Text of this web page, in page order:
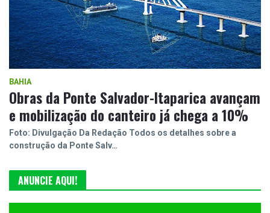
BAHIA
Obras da Ponte Salvador-Itaparica avançam
e mobilização do canteiro já chega a 10%
Foto: Divulgação Da Redação Todos os detalhes sobre a
construção da Ponte Salv…
ANUNCIE AQUI!